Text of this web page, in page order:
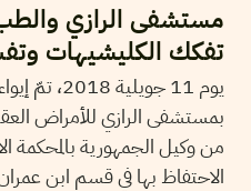
مستشفى الرازي
تفكك الكليشيهات
يوم 11
بمستشفى الرازي للأمراض
من وكيل الجمهورية بالمحكمة
الاحتفاظ بها في قسم ابن